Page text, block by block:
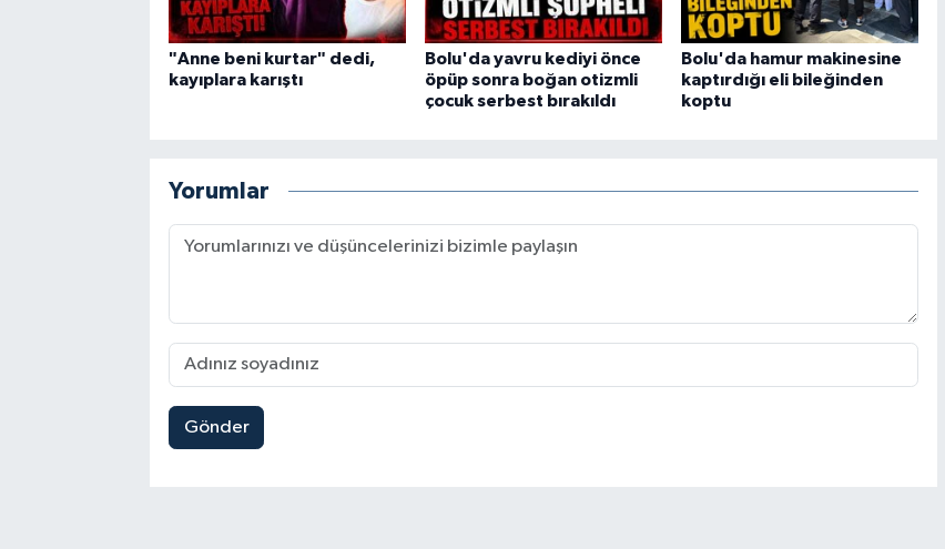
"Anne beni kurtar" dedi,
kayıplara karıştı
Bolu'da yavru kediyi önce
öpüp sonra boğan otizmli
çocuk serbest bırakıldı
Bolu'da hamur makinesine
kaptırdığı eli bileğinden
koptu
Yorumlar
Gönder